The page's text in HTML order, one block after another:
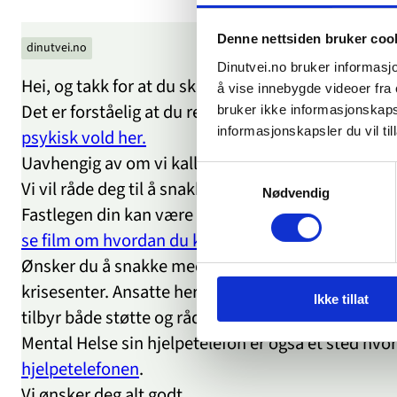
Denne nettsiden bruker
Dinutvei.no bruker
å vise innebygde videoer
bruker ikke
informasjonskapsler du vil
Samtykkevalg
Nødvendig
Ikke tillat
dinutvei.no
Hei, og takk for at du skriver til oss.
Det er forståelig at du reagerer på det som skjer
psykisk vold her.
Uavhengig av om vi kaller det psykisk vold, er
Vi vil råde deg til å snakke med noen, gjerne en
Fastlegen din kan være et sted å starte. Legen
se film om hvordan du kan snakke med fastlegen
Ønsker du å snakke med andre som har god
krisesenter. Ansatte her har lang erfaring i å
tilbyr både støtte og råd, og en trenger ikke å bo
Mental Helse sin hjelpetelefon er også et sted
hjelpetelefonen.